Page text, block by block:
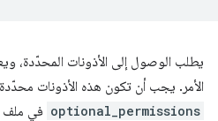
يطلب الوصول إلى الأذونات المحدّدة،
الأمر. يجب أن تكون هذه الأذونات
optional_permissions في ملف